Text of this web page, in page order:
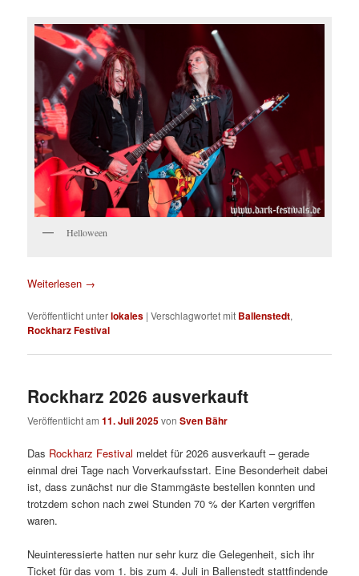
Helloween
Weiterlesen →
Veröffentlicht unterlokales |Verschlagwortet mit Ballenstedt,
Rockharz Festival
Rockharz 2026 ausverkauft
Veröffentlicht am11. Juli 2025vonSven Bähr
Das Rockharz Festival meldet für 2026 ausverkauft – gerade
einmal drei Tage nach Vorverkaufsstart. Eine Besonderheit dabei
ist, dass zunächst nur die Stammgäste bestellen konnten und
trotzdem schon nach zwei Stunden 70 % der Karten vergriffen
waren.
Neuinteressierte hatten nur sehr kurz die Gelegenheit, sich ihr
Ticket für das vom 1. bis zum 4. Juli in Ballenstedt stattfindende